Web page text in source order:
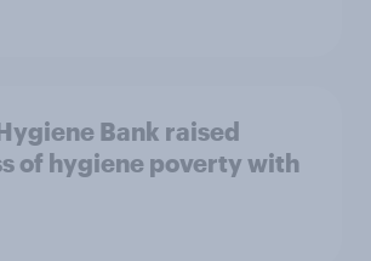
Bank raised
of hygiene poverty with